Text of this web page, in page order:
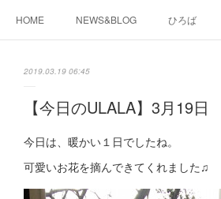
HOME NEWS&BLOG ひろば
2019.03.19 06:45
【今日のULALA】3月19日
今日は、暖かい１日でしたね。
可愛いお花を摘んできてくれました♫